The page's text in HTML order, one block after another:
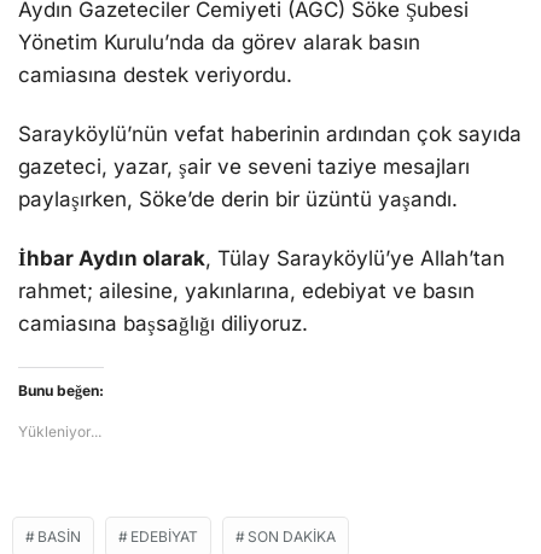
Aydın Gazeteciler Cemiyeti (AGC) Söke Şubesi
Yönetim Kurulu’nda da görev alarak basın
camiasına destek veriyordu.
Sarayköylü’nün vefat haberinin ardından çok sayıda
gazeteci, yazar, şair ve seveni taziye mesajları
paylaşırken, Söke’de derin bir üzüntü yaşandı.
İhbar Aydın olarak, Tülay Sarayköylü’ye Allah’tan
rahmet; ailesine, yakınlarına, edebiyat ve basın
camiasına başsağlığı diliyoruz.
Bunu beğen:
Yükleniyor...
BASIN EDEBIYAT SON DAKIKA